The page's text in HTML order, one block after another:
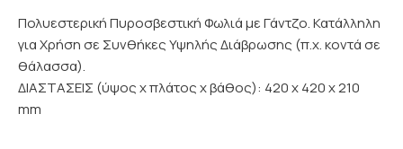
Πολυεστερική Πυροσβεστική Φωλιά με Γάντζο. Κατάλληλη
για Χρήση σε Συνθήκες Υψηλής Διάβρωσης (π.χ. κοντά σε
θάλασσα).
ΔΙΑΣΤΑΣΕΙΣ (ύψος x πλάτος x βάθος): 420 x 420 x 210
mm